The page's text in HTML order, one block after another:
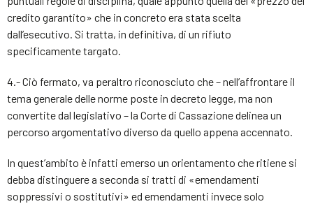
credito garantito» che in concreto era stata scelta
dall’esecutivo. Si tratta, in definitiva, di un rifiuto
specificamente targato.
4.- Ciò fermato, va peraltro riconosciuto che – nell’affrontare il
tema generale delle norme poste in decreto legge, ma non
convertite dal legislativo – la Corte di Cassazione delinea un
percorso argomentativo diverso da quello appena accennato.
In quest’ambito è infatti emerso un orientamento che ritiene si
debba distinguere a seconda si tratti di «emendamenti
soppressivi o sostitutivi» ed emendamenti invece solo